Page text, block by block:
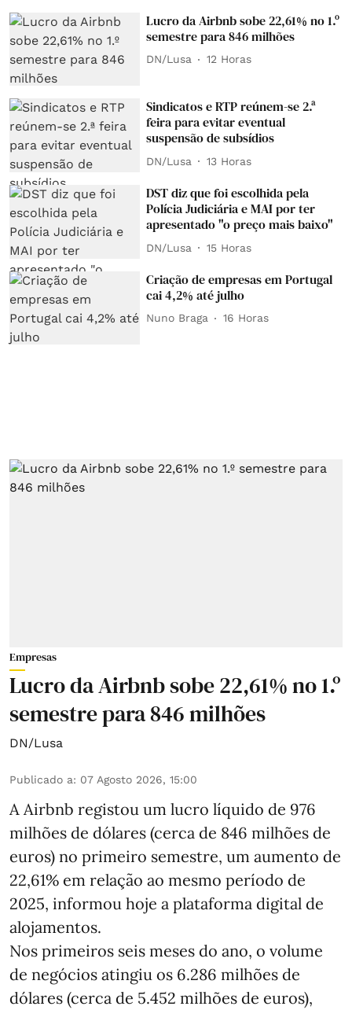
Lucro da Airbnb sobe 22,61% no 1.º
semestre para 846 milhões
DN/Lusa 12 Horas
Sindicatos e RTP reúnem-se 2.ª
feira para evitar eventual
suspensão de subsídios
DN/Lusa 13 Horas
DST diz que foi escolhida pela
Polícia Judiciária e MAI por ter
apresentado "o preço mais baixo"
DN/Lusa 15 Horas
Criação de empresas em Portugal
cai 4,2% até julho
Nuno Braga 16 Horas
Empresas
Lucro da Airbnb sobe 22,61% no 1.º
semestre para 846 milhões
DN/Lusa
Publicado a: 07 Agosto 2026, 15:00
A Airbnb registou um lucro líquido de 976
milhões de dólares (cerca de 846 milhões de
euros) no primeiro semestre, um aumento de
22,61% em relação ao mesmo período de
2025, informou hoje a plataforma digital de
alojamentos.
Nos primeiros seis meses do ano, o volume
de negócios atingiu os 6.286 milhões de
dólares (cerca de 5.452 milhões de euros),